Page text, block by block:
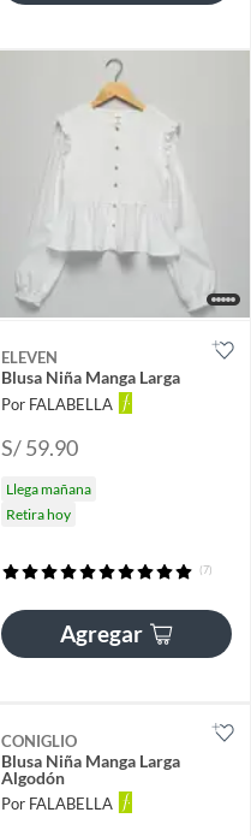
ELEVEN
Blusa Niña Manga Larga
Por FALABELLA
S/ 59.90
Llega mañana
Retira hoy
(7)
Agregar
CONIGLIO
Blusa Niña Manga Larga
Algodón
Por FALABELLA